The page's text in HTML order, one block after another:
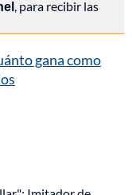
, para recibir las
gana como